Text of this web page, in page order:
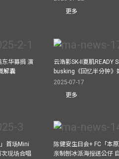
更多
东华募捐 演
解囊
云浩影SK-II夏肌READY
busking《回忆半分钟》
2025-07-17
更多
首场Mini
次现场合唱
陈健安生日会+ FC「本
亲制刨冰派海报送公仔